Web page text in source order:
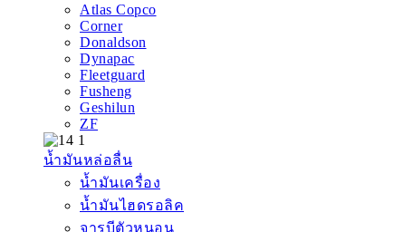
Atlas Copco
Corner
Donaldson
Dynapac
Fleetguard
Fusheng
Geshilun
ZF
น้ำมันหล่อลื่น
น้ำมันเครื่อง
น้ำมันไฮดรอลิค
จารบีตัวหนอน